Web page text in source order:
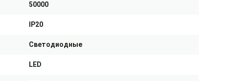
50000
IP20
Светодиодные
LED